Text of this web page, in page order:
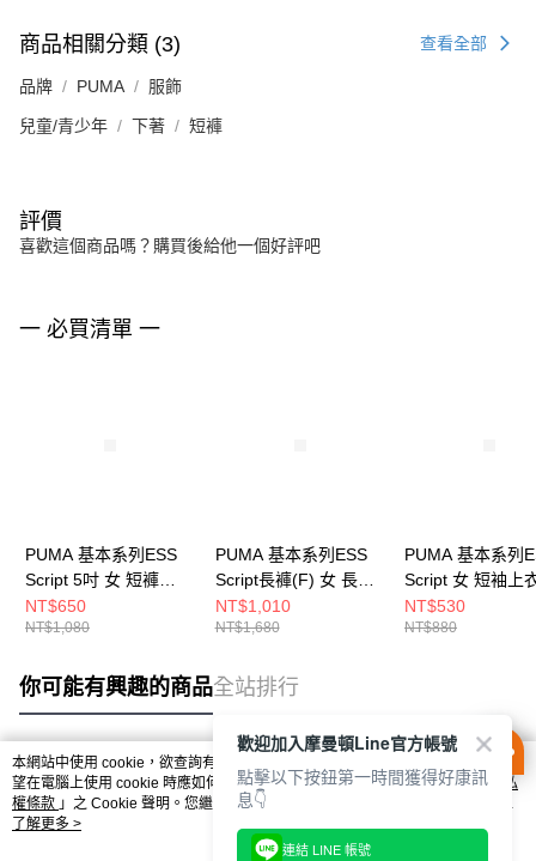
商品相關分類 (3) 查看全部
品牌 PUMA 服飾
兒童/青少年 下著 短褲
評價
喜歡這個商品嗎？購買後給他一個好評吧
一 必買清單 一
PUMA 基本系列ESS
Script 5吋 女 短褲
68498487
NT$650
NT$1,080
PUMA 基本系列ESS
Script長褲(F) 女 長褲
68498501
NT$1,010
NT$1,680
PUMA 基本系列
Script 女 短袖上
68498201
NT$530
NT$880
你可能有興趣的商品全站排行
熱門標籤
本網站中使用 cookie，欲查詢有關本網站使用 cookie 方式之詳情，及若您不希
望在電腦上使用 cookie 時應如何變更電腦的 cookie 設定，請參閱本網站「
隱私
權條款 」之 Cookie 聲明。您繼續使用本網站即表示您同意本公司得按本網站使
用條款之 Cookie 聲明使用 cookie。
了解更多 >
歡迎加入摩曼頓Line官方帳號
點擊以下按鈕第一時間獲得好康訊
息👇
連結 LINE 帳號